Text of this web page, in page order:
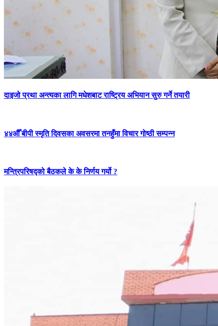
दाइजो प्रथा अन्त्यका लागि मधेशबाट राष्ट्रिय अभियान सुरु गर्ने तयारी
४४औँ बीपी स्मृति दिवसका अवसरमा तनहुँमा विचार गोष्ठी सम्पन्न
मन्त्रिपरिषद्को बैठकले के के निर्णय गर्यो ?